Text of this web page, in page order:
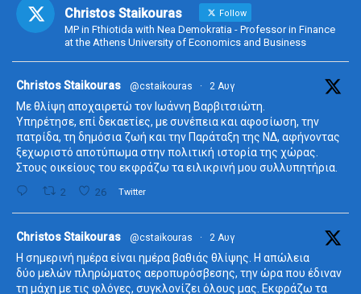
Christos Staikouras Follow
MP in Fthiotida with Nea Demokratia - Professor in Finance
at the Athens University of Economics and Business
Christos Staikouras @cstaikouras · 2 Αυγ
Με θλίψη αποχαιρετώ τον Ιωάννη Βαρβιτσιώτη.
Υπηρέτησε, επί δεκαετίες, με συνέπεια και αφοσίωση, την
πατρίδα, τη δημόσια ζωή και την Παράταξη της ΝΔ, αφήνοντας
ξεχωριστό αποτύπωμα στην πολιτική ιστορία της χώρας.
Στους οικείους του εκφράζω τα ειλικρινή μου συλλυπητήρια.
2 26 Twitter
Christos Staikouras @cstaikouras · 2 Αυγ
Η σημερινή ημέρα είναι ημέρα βαθιάς θλίψης. Η απώλεια
δύο μελών πληρώματος αεροπυρόσβεσης, την ώρα που έδιναν
τη μάχη με τις φλόγες, συγκλονίζει όλους μας. Εκφράζω τα